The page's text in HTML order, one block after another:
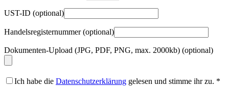
UST-ID (optional)
Handelsregisternummer(optional)
Dokumenten-Upload (JPG, PDF, PNG, max. 2000kb) (optional)
Ich habe die Datenschutzerklärung gelesen und stimme ihr zu. *